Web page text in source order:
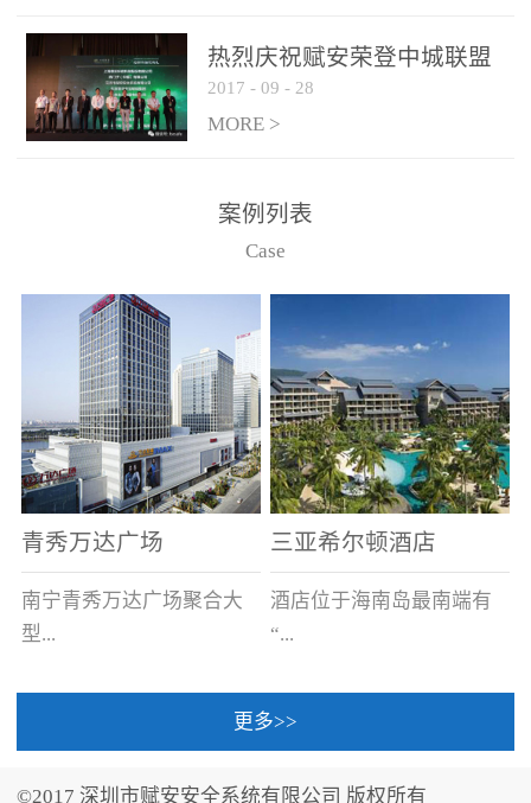
和监控端两大部分组成。
两者之间通过以太网相
联，一台监控主机最多可
从监控主机上获取，最多
只能接6台，超过的需从现
热烈庆祝赋安荣登中城联盟
联合采购战略合作平台
2017 - 09 - 28
MORE >
案例列表
Case
青秀万达广场
南宁青秀万达广场聚合大
型...
三亚希尔顿酒店
酒店位于海南岛最南端有
“...
中国的海岛天堂”之美称的
更多>>
©2017 深圳市赋安安全系统有限公司 版权所有